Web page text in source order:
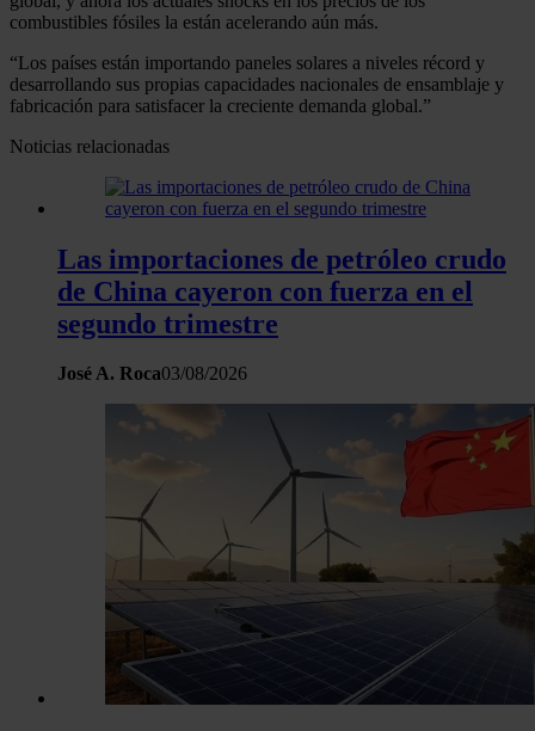
combustibles fósiles la están acelerando aún más.
“Los países están importando paneles solares a niveles récord y
desarrollando sus propias capacidades nacionales de ensamblaje y
fabricación para satisfacer la creciente demanda global.”
Noticias relacionadas
Las importaciones de petróleo crudo
de China cayeron con fuerza en el
segundo trimestre
José A. Roca03/08/2026